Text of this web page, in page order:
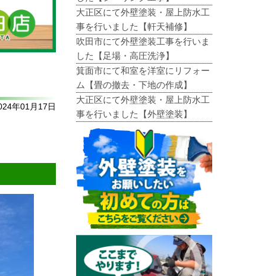
年01月17日
大正区にて外壁塗装・屋上防水工
事を行いました【軒天補修】
吹田市にて外壁塗装工事を行いま
した【足場・高圧洗浄】
箕面市にて和室を洋室にリフォー
ム【畳の撤去・下地の作成】
大正区にて外壁塗装・屋上防水工
事を行いました【外壁塗装】